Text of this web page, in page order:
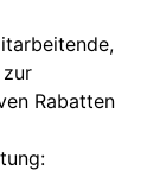
Rabatten